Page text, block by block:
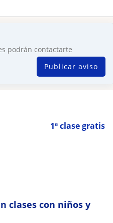
podrán contactarte
Publicar aviso
1ª clase gratis
clases con niños y